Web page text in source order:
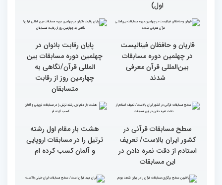
گزارش تصویری چهارمین
روز رقابت بخش برادران
چهلمین دوره مسابقات
بین‌المللی قرآن کریم(بخش
اول)
سومین محفل انس با قرآن
ویژه بانوان در آستان مقدس
امامزاده حسن (ع) برگزار
شد
قاریان و حافظان فینالیست‌
در چهلمین دوره مسابقات
چهلمین دوره مسابقات بین